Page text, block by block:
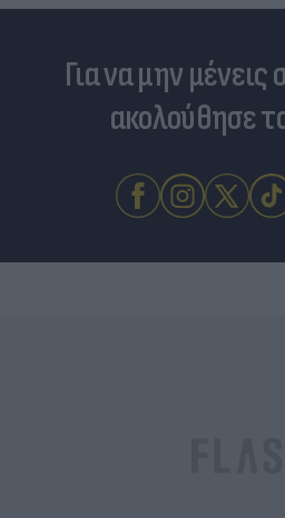
Για να μην μένεις
ακολούθησε